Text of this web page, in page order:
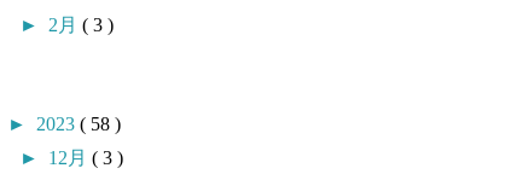
► 2月 ( 3 )
► 2023 ( 58 )
► 12月 ( 3 )